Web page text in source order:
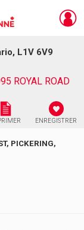
L1V 6V9
ROYAL ROAD
ENREGISTRER
PICKERING,